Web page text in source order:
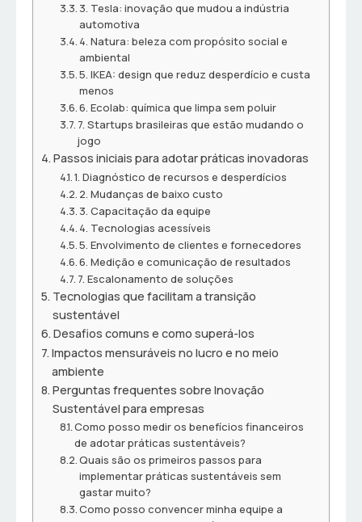
3. Tesla: inovação que mudou a indústria
automotiva
4. Natura: beleza com propósito social e
ambiental
5. IKEA: design que reduz desperdício e custa
menos
6. Ecolab: química que limpa sem poluir
7. Startups brasileiras que estão mudando o
jogo
Passos iniciais para adotar práticas inovadoras
1. Diagnóstico de recursos e desperdícios
2. Mudanças de baixo custo
3. Capacitação da equipe
4. Tecnologias acessíveis
5. Envolvimento de clientes e fornecedores
6. Medição e comunicação de resultados
7. Escalonamento de soluções
Tecnologias que facilitam a transição
sustentável
Desafios comuns e como superá-los
Impactos mensuráveis no lucro e no meio
ambiente
Perguntas frequentes sobre Inovação
Sustentável para empresas
Como posso medir os benefícios financeiros
de adotar práticas sustentáveis?
Quais são os primeiros passos para
implementar práticas sustentáveis sem
gastar muito?
Como posso convencer minha equipe a